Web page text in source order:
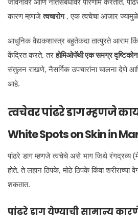
कारण म्हणजेत्वचारोग, एक त्वचेचा आजार
आधुनिक वैद्यकशास्त्र बहुतेकदा तात्पुरते आराम
केंद्रित करते, तरहोमिओपॅथी एक समग्र
संतुलन राखणे, नैसर्गिक उपचारांना चालना देणे
आहे.
त्वचेवर पांढरे डाग म्हणजे
White Spots on Skin in
पांढरे डाग म्हणजे त्वचेचे असे भाग जिथे रंगद्रव्य
होते. ते लहान ठिपके, मोठे ठिपके किंवा शरीराच्या
शकतात.
पांढरे डाग येण्याची सामान्य